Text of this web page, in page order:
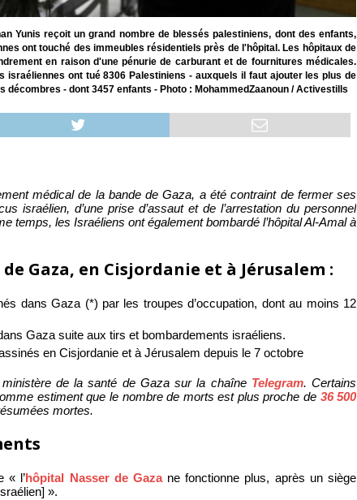
Yunis reçoit un grand nombre de blessés palestiniens, dont des enfants,
ont touché des immeubles résidentiels près de l'hôpital. Les hôpitaux de
en raison d'une pénurie de carburant et de fournitures médicales.
israéliennes ont tué 8306 Palestiniens - auxquels il faut ajouter les plus de
- dont 3457 enfants - Photo : MohammedZaanoun / Activestills
médical de la bande de Gaza, a été contraint de fermer ses
israélien, d’une prise d’assaut et de l’arrestation du personnel
temps, les Israéliens ont également bombardé l’hôpital Al-Amal à
Gaza, en Cisjordanie et à Jérusalem :
dans Gaza (*) par les troupes d’occupation, dont au moins 12
Gaza suite aux tirs et bombardements israéliens.
en Cisjordanie et à Jérusalem depuis le 7 octobre
de la santé de Gaza sur la chaîne Telegram. Certains
estiment que le nombre de morts est plus proche de 36 500
mortes.
« l’hôpital Nasser de Gazane fonctionne plus, après un siège
».